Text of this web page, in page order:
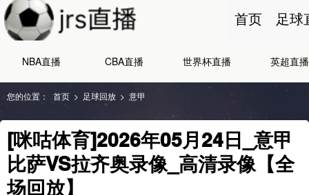
首页 足球
NBA直播 CBA直播 世界杯直播 英超直播
您的位置： 首页 > 足球回放 > 意甲
[咪咕体育]2026年05月24日_意甲
比萨VS拉齐奥录像_高清录像【全
场回放】